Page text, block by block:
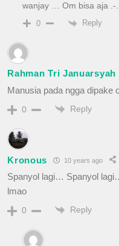
wanjay … Om bisa aja .-.
0 Reply
Rahman Tri Januarsyah
Manusia pada ngga dipake
0 Reply
Kronous 10 years ago
Spanyol lagi… Spanyol
lmao
0 Reply